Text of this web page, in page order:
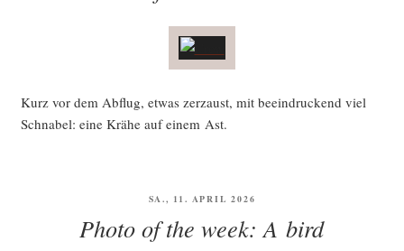
Kurz vor dem Abflug, etwas zer­zaust, mit beein­dru­ckend viel
Schna­bel: eine Krä­he auf einem Ast.
VERÖFFENTLICHT
SA., 11. APRIL 2026
Photo of the week: A bird